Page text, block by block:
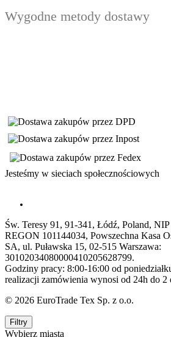
Wygodne metody dostawy
Jesteśmy w sieciach społecznościowych
Św. Teresy 91, 91-341, Łódź, Poland,
REGON 101144034, Powszechna Kasa
SA, ul. Puławska 15, 02-515 Warszawa:
30102034080000410205628799.
Godziny pracy: 8:00-16:00 od
realizacji zamówienia wynosi od 24h do 2
© 2026 EuroTrade Tex Sp. z o.o.
Filtry
Wybierz miasta